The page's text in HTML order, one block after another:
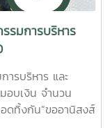
รมการบริหาร
รบริหาร และ
อบเงิน จำนวน
ดทิ้งกัน”ขออานิสงส์